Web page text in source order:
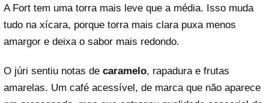
A Fort tem uma torra mais leve que a média. Isso muda
tudo na xícara, porque torra mais clara puxa menos
amargor e deixa o sabor mais redondo.
O júri sentiu notas de caramelo, rapadura e frutas
amarelas. Um café acessível, de marca que não aparece